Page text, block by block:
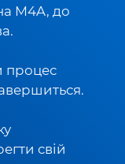
M4A, до
процес
свій